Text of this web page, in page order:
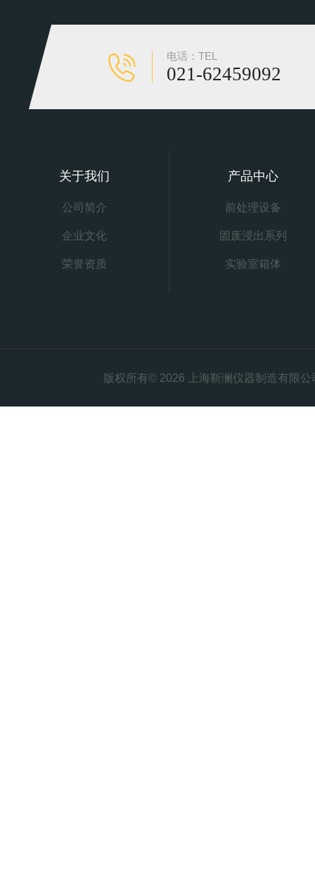
电话：TEL
021-62459092
关于我们
公司简介
企业文化
荣誉资质
产品中心
前处理设备
固废浸出系列
实验室箱体
版权所有© 2026 上海靳澜仪器制造有限